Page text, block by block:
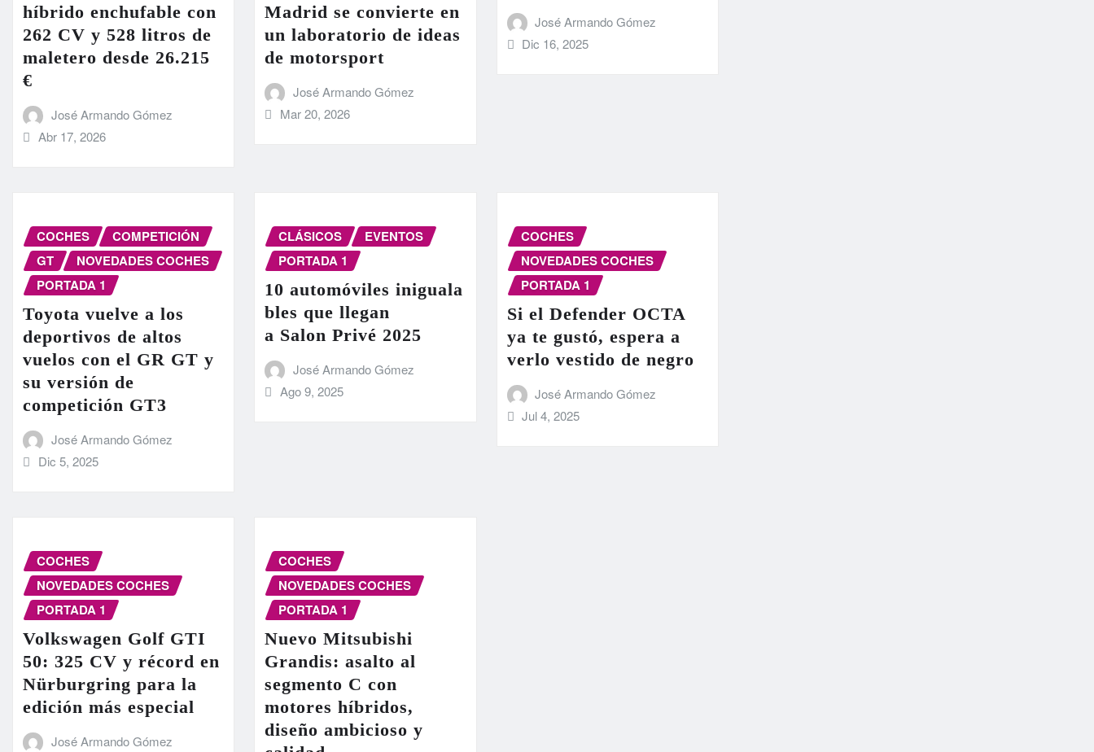
híbrido enchufable con
262 CV y 528 litros de
maletero desde 26.215
€
José Armando Gómez
Abr 17, 2026
Madrid se convierte en
un laboratorio de ideas
de motorsport
José Armando Gómez
Mar 20, 2026
José Armando Gómez
Dic 16, 2025
COCHES
COMPETICIÓN
GT
NOVEDADES COCHES
PORTADA 1
Toyota vuelve a los
deportivos de altos
vuelos con el GR GT y
su versión de
competición GT3
José Armando Gómez
Dic 5, 2025
CLÁSICOS
EVENTOS
PORTADA 1
10 automóviles iniguala
bles que llegan
a Salon Privé 2025
José Armando Gómez
Ago 9, 2025
COCHES
NOVEDADES COCHES
PORTADA 1
Si el Defender OCTA
ya te gustó, espera a
verlo vestido de negro
José Armando Gómez
Jul 4, 2025
COCHES
NOVEDADES COCHES
PORTADA 1
Volkswagen Golf GTI
50: 325 CV y récord en
Nürburgring para la
edición más especial
José Armando Gómez
COCHES
NOVEDADES COCHES
PORTADA 1
Nuevo Mitsubishi
Grandis: asalto al
segmento C con
motores híbridos,
diseño ambicioso y